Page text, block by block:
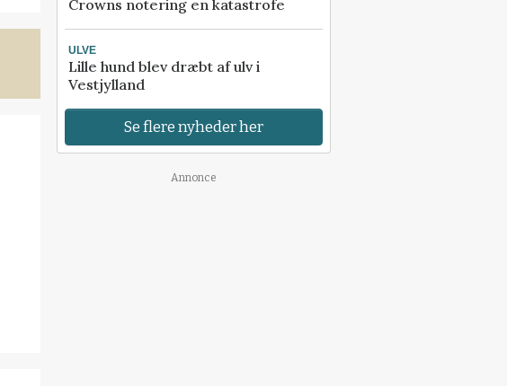
Crowns notering en katastrofe
ULVE
Lille hund blev dræbt af ulv i
Vestjylland
Se flere nyheder her
Annonce